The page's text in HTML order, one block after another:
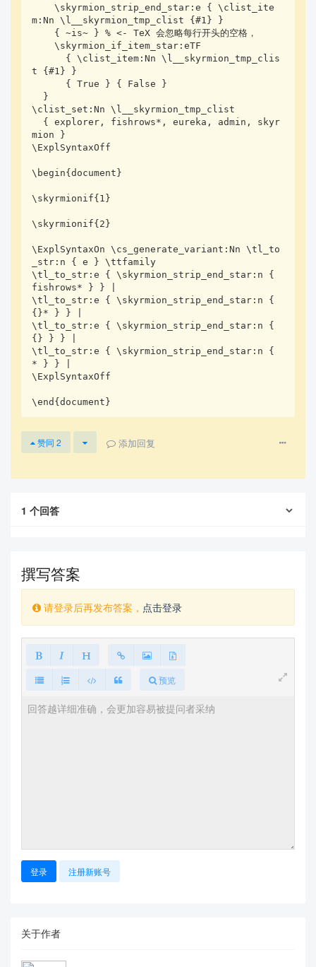
    \skyrmion_strip_end_star:e { \clist_ite
m:Nn \l__skyrmion_tmp_clist {#1} }
    \skyrmion_if_item_star:eTF
t {#1} }
\clist_set:Nn \l__skyrmion_tmp_clist
mion }
\ExplSyntaxOff
\begin{document}
\skyrmionif{1}
\skyrmionif{2}
\ExplSyntaxOn \cs_generate_variant:Nn \tl_to
_str:n { e } \ttfamily
\tl_to_str:e { \skyrmion_strip_end_star:n {
fishrows* } } |
\tl_to_str:e { \skyrmion_strip_end_star:n {
{}* } } |
\tl_to_str:e { \skyrmion_strip_end_star:n {
{} } } |
\tl_to_str:e { \skyrmion_strip_end_star:n {
* } } |
\ExplSyntaxOff
\end{document}
赞同 2 添加回复
1 个回答
撰写答案
请登录后再发布答案， 点击登录
预览
登录 注册新账号
关于作者